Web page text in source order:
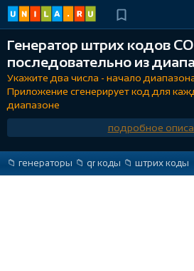
Генератор штрих кодов
последовательно из
Укажите два числа - начало
Приложение сгенерирует код для
диапазоне
подробное
📁️ генераторы 📁️ qr коды 📁️ штрих коды